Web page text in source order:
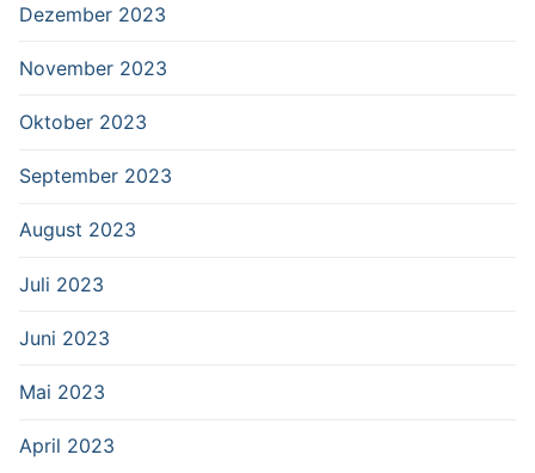
Dezember 2023
November 2023
Oktober 2023
September 2023
August 2023
Juli 2023
Juni 2023
Mai 2023
April 2023